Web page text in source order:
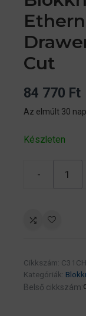
Cut
84 770 Ft
Az elmúlt 30
Készleten
-
Cikkszám:
Kategóriák:
Belső cikkszám: